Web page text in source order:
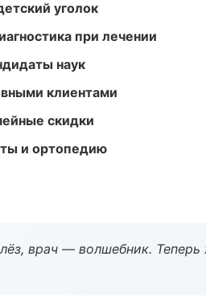
уголок
при лечении
наук
клиентами
скидки
и ортопедию
врач — волшебник.